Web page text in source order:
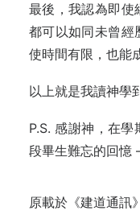
最後，我認為即使
都可以如同未曾經
使時間有限，也能
以上就是我讀神學
P.S. 感謝神，在
段畢生難忘的回
原載於《建道通訊